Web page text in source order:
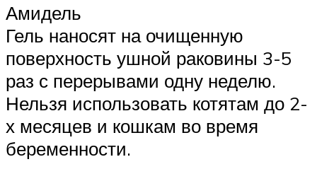
Амидель
Гель наносят на очищенную
поверхность ушной раковины 3-5
раз с перерывами одну неделю.
Нельзя использовать котятам до 2-
х месяцев и кошкам во время
беременности.